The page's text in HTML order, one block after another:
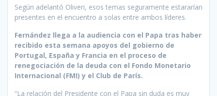
Según adelantó Oliveri, esos temas seguramente estararían
presentes en el encuentro a solas entre ambos líderes.
Fernández llega a la audiencia con el Papa tras haber
recibido esta semana apoyos del gobierno de
Portugal, España y Francia en el proceso de
renegociación de la deuda con el Fondo Monetario
Internacional (FMI) y el Club de París.
“La relación del Presidente con el Papa sin duda es muy